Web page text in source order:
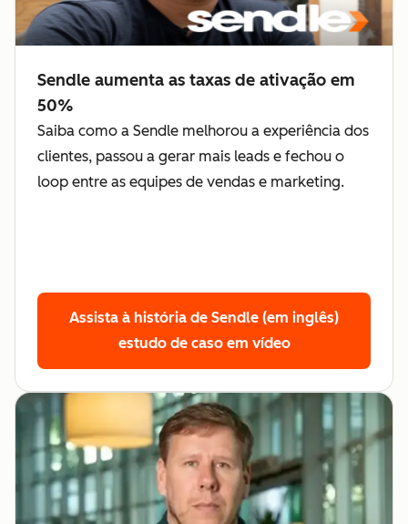
Sendle aumenta as taxas de ativação em
50%
Saiba como a Sendle melhorou a experiência dos
clientes, passou a gerar mais leads e fechou o
loop entre as equipes de vendas e marketing.
Assista à história de Sendle (em inglês)
estudo de caso em vídeo